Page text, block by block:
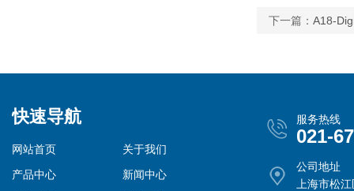
下一篇： A18-
快速导航
网站首页
关于我们
产品中心
新闻中心
服务热线
021-
公司地址
上海市松